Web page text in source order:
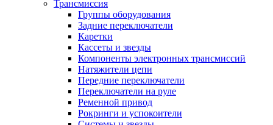
Трансмиссия
Группы оборудования
Задние переключатели
Каретки
Кассеты и звезды
Компоненты электронных трансмиссий
Натяжители цепи
Передние переключатели
Переключатели на руле
Ременной привод
Рокринги и успокоители